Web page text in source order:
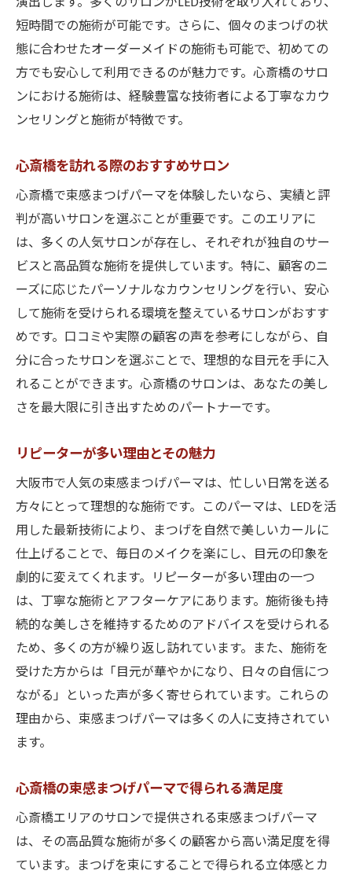
短時間での施術が可能です。さらに、個々のまつげの状
態に合わせたオーダーメイドの施術も可能で、初めての
方でも安心して利用できるのが魅力です。心斎橋のサロ
ンにおける施術は、経験豊富な技術者による丁寧なカウ
ンセリングと施術が特徴です。
心斎橋を訪れる際のおすすめサロン
心斎橋で束感まつげパーマを体験したいなら、実績と評
判が高いサロンを選ぶことが重要です。このエリアに
は、多くの人気サロンが存在し、それぞれが独自のサー
ビスと高品質な施術を提供しています。特に、顧客のニ
ーズに応じたパーソナルなカウンセリングを行い、安心
して施術を受けられる環境を整えているサロンがおすす
めです。口コミや実際の顧客の声を参考にしながら、自
分に合ったサロンを選ぶことで、理想的な目元を手に入
れることができます。心斎橋のサロンは、あなたの美し
さを最大限に引き出すためのパートナーです。
リピーターが多い理由とその魅力
大阪市で人気の束感まつげパーマは、忙しい日常を送る
方々にとって理想的な施術です。このパーマは、LEDを活
用した最新技術により、まつげを自然で美しいカールに
仕上げることで、毎日のメイクを楽にし、目元の印象を
劇的に変えてくれます。リピーターが多い理由の一つ
は、丁寧な施術とアフターケアにあります。施術後も持
続的な美しさを維持するためのアドバイスを受けられる
ため、多くの方が繰り返し訪れています。また、施術を
受けた方からは「目元が華やかになり、日々の自信につ
ながる」といった声が多く寄せられています。これらの
理由から、束感まつげパーマは多くの人に支持されてい
ます。
心斎橋の束感まつげパーマで得られる満足度
心斎橋エリアのサロンで提供される束感まつげパーマ
は、その高品質な施術が多くの顧客から高い満足度を得
ています。まつげを束にすることで得られる立体感とカ